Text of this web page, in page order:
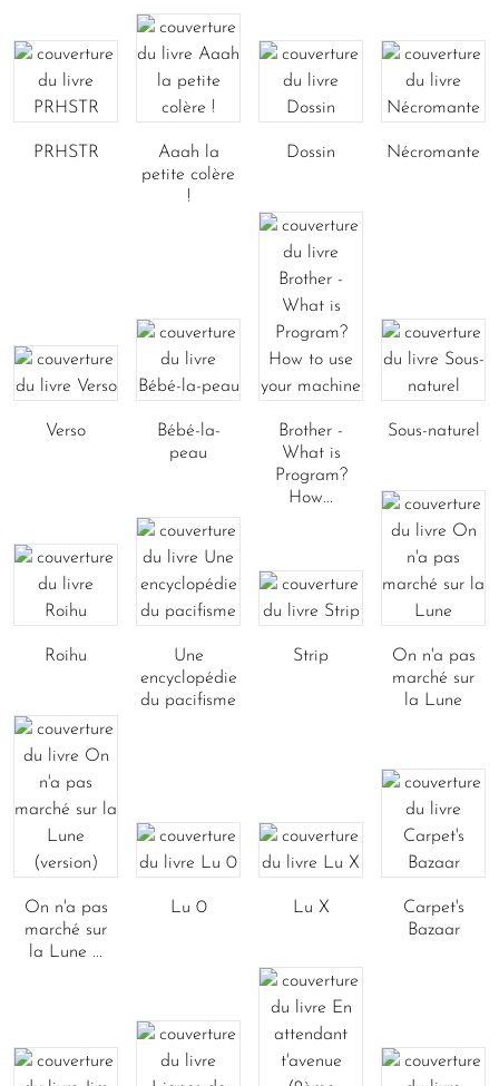
PRHSTR
Aaah la
petite colère
!
Dossin Nécromante
Verso
Bébé-la-
peau
Brother -
What is
Program?
How...
Sous-naturel
Roihu
Une
encyclopédie
du pacifisme
Strip
On n'a pas
marché sur
la Lune
On n'a pas
marché sur
la Lune ...
Lu 0 Lu X
Carpet's
Bazaar